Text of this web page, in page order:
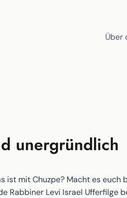
Über
unergründlich
ist mit Chuzpe? Macht es
Rabbiner Levi Israel Ufferfilge